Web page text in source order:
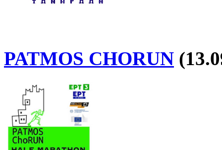
PATMOS CHORUN